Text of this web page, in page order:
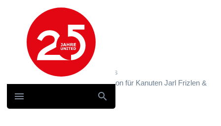
Hauptnavigation
News und Storys / News
Kanu: WM- und EM-Qualifikation für Kanuten Jarl Frizlen &
Matthias Reutimann